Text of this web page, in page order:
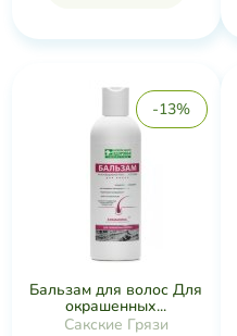
-13%
Бальзам для волос Для
окрашенных...
Сакские Грязи